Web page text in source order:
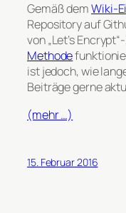
Gemäß demWiki-
Repository auf
von „Let’s
Methode
ist jedoch, wie
Beiträge gerne
(mehr …)
15. Februar 2016